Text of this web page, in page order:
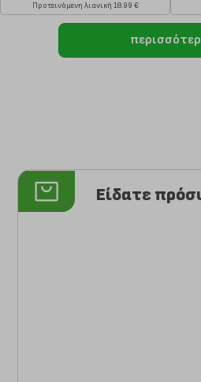
Προτεινόμενη λιανική 18.99 €
Είδατε